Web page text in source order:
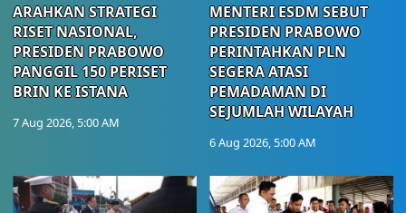
ARAHKAN STRATEGI
RISET NASIONAL,
PRESIDEN PRABOWO
PANGGIL 150 PERISET
BRIN KE ISTANA
7 Aug 2026, 5:00 AM
MENTERI ESDM SEBUT
PRESIDEN PRABOWO
PERINTAHKAN PLN
SEGERA ATASI
PEMADAMAN DI
SEJUMLAH WILAYAH
6 Aug 2026, 5:00 AM